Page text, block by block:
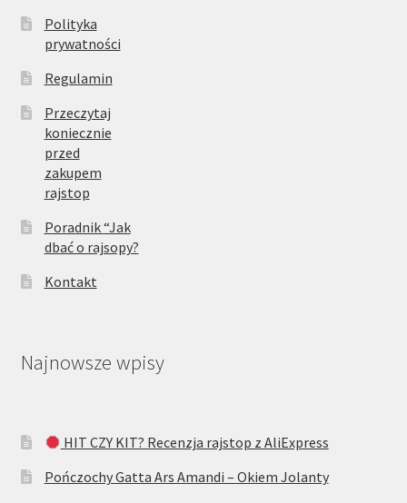
Polityka
prywatności
Regulamin
Przeczytaj
koniecznie
przed
zakupem
rajstop
Poradnik “Jak
dbać o rajsopy?
Kontakt
Najnowsze wpisy
HIT CZY KIT? Recenzja rajstop z AliExpress
Pończochy Gatta Ars Amandi – Okiem Jolanty